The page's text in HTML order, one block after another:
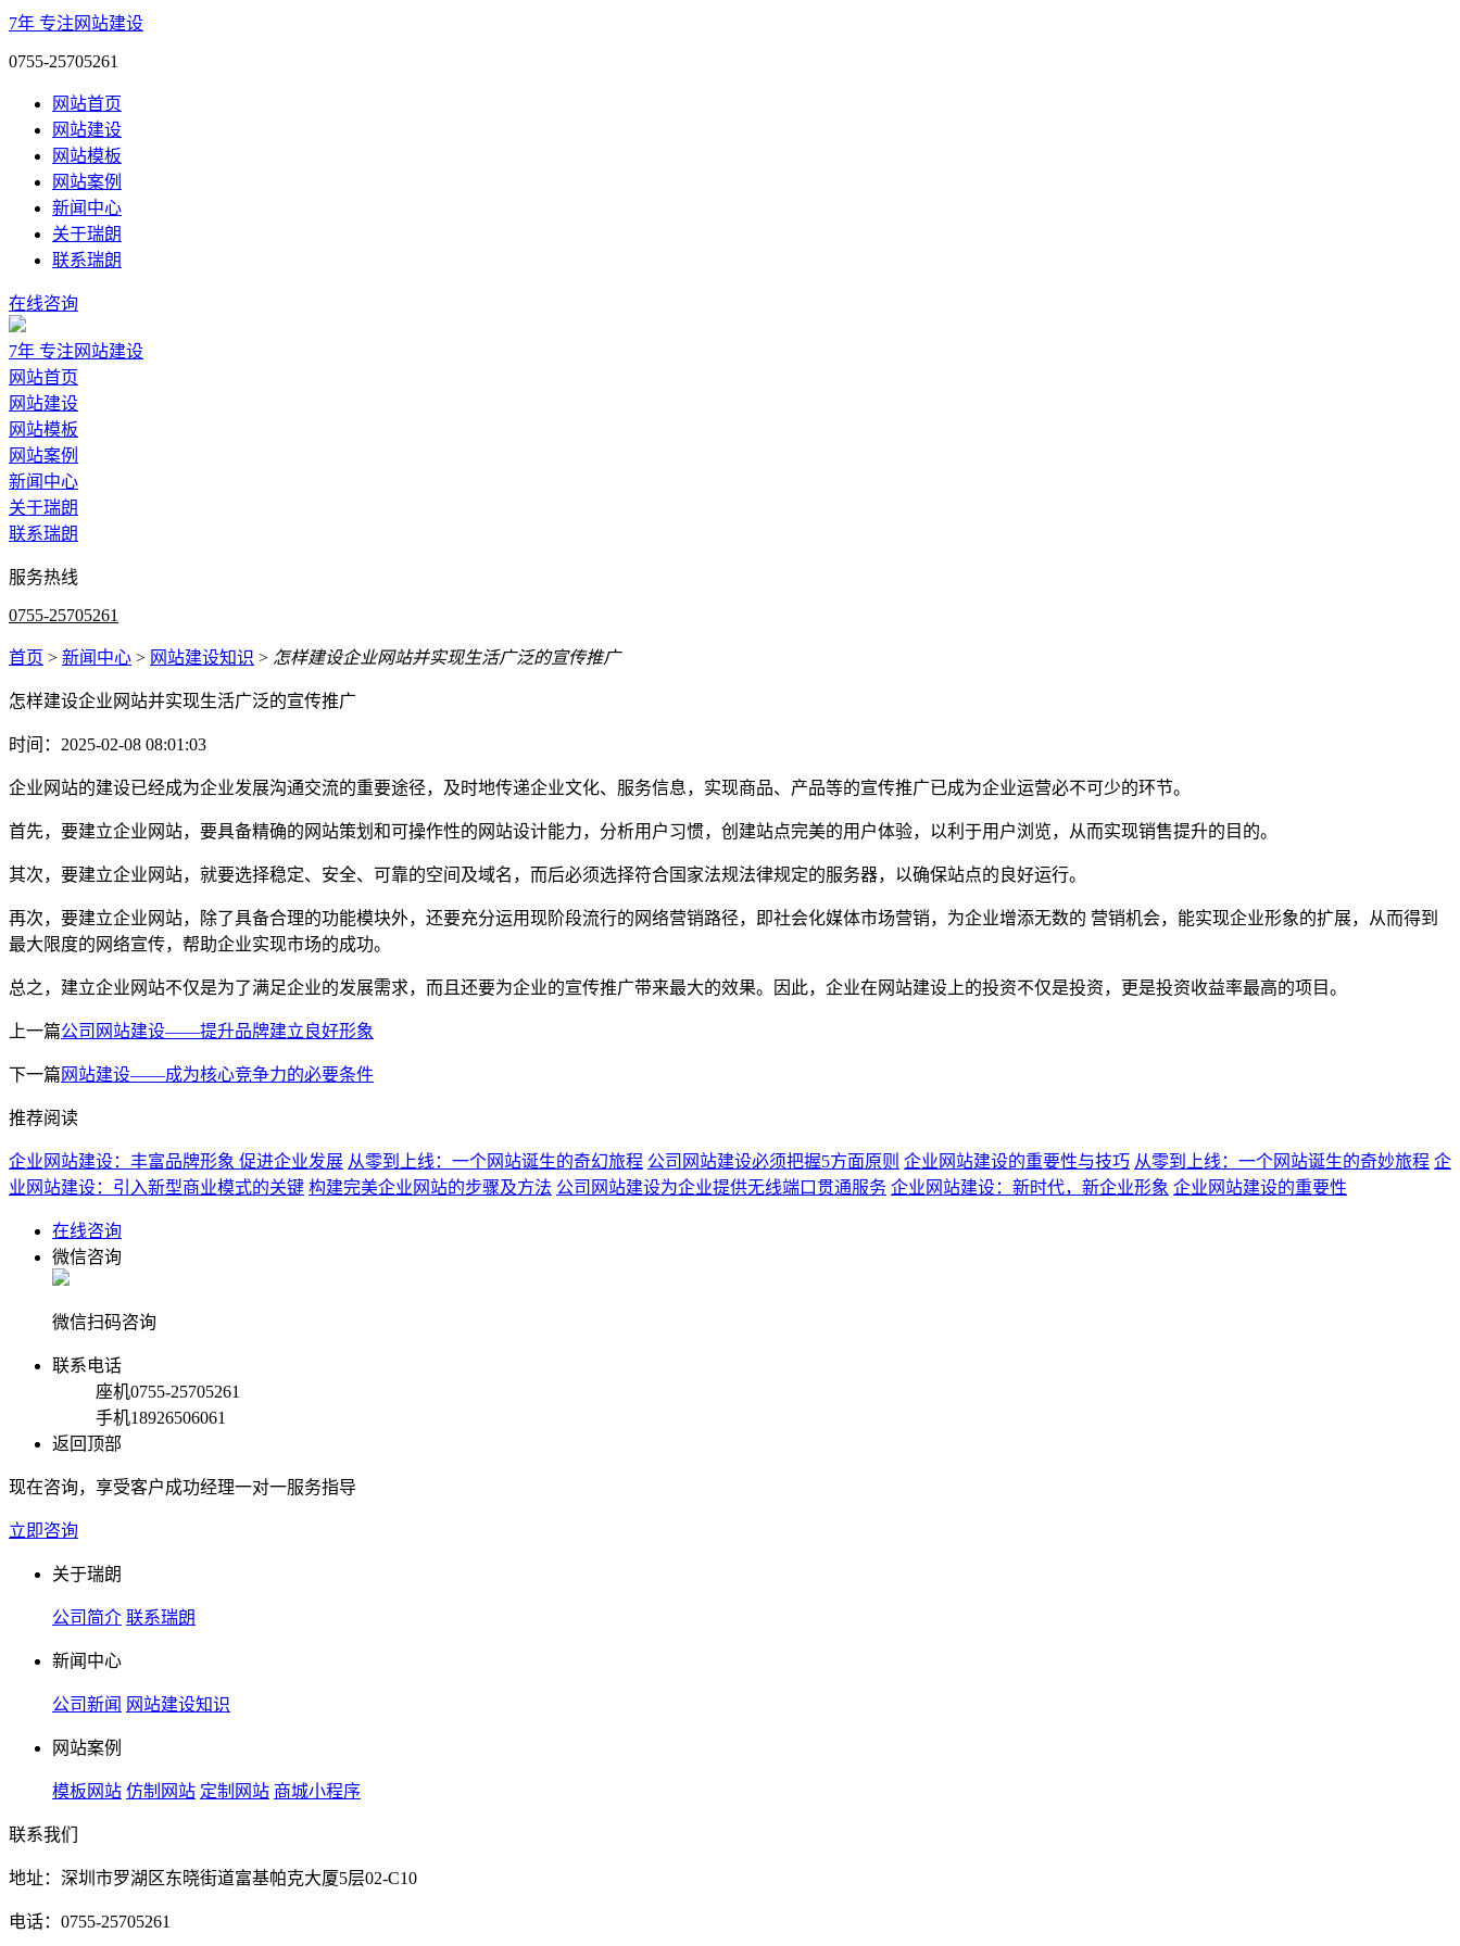
7年 专注网站建设
0755-25705261
网站首页
网站建设
网站模板
网站案例
新闻中心
关于瑞朗
联系瑞朗
在线咨询
7年 专注网站建设
网站首页
网站建设
网站模板
网站案例
新闻中心
关于瑞朗
联系瑞朗
服务热线
0755-25705261
首页 > 新闻中心 > 网站建设知识 > 怎样建设企业网站并实现生活广泛的宣传推广
怎样建设企业网站并实现生活广泛的宣传推广
时间：2025-02-08 08:01:03
企业网站的建设已经成为企业发展沟通交流的重要途径，及时地传递企业文化、服务信息，实现商品、产品等的宣传推广已成为企业运营必不可少的环节。
首先，要建立企业网站，要具备精确的网站策划和可操作性的网站设计能力，分析用户习惯，创建站点完美的用户体验，以利于用户浏览，从而实现销售提升的目的。
其次，要建立企业网站，就要选择稳定、安全、可靠的空间及域名，而后必须选择符合国家法规法律规定的服务器，以确保站点的良好运行。
再次，要建立企业网站，除了具备合理的功能模块外，还要充分运用现阶段流行的网络营销路径，即社会化媒体市场营销，为企业增添无数的 营销机会，能实现企业形象的扩展，从而得到
最大限度的网络宣传，帮助企业实现市场的成功。
总之，建立企业网站不仅是为了满足企业的发展需求，而且还要为企业的宣传推广带来最大的效果。因此，企业在网站建设上的投资不仅是投资，更是投资收益率最高的项目。
上一篇公司网站建设——提升品牌建立良好形象
下一篇 网站建设——成为核心竞争力的必要条件
推荐阅读
企业网站建设：丰富品牌形象 促进企业发展 从零到上线：一个网站诞生的奇幻旅程 公司网站建设必须把握5方面原则 企业网站建设的重要性与技巧 从零到上线：一个网站诞生的奇妙旅程 企
业网站建设：引入新型商业模式的关键 构建完美企业网站的步骤及方法 公司网站建设为企业提供无线端口贯通服务 企业网站建设：新时代，新企业形象 企业网站建设的重要性
在线咨询
微信咨询
微信扫码咨询
联系电话
座机0755-25705261
手机18926506061
返回顶部
现在咨询，享受客户成功经理一对一服务指导
立即咨询
关于瑞朗
公司简介 联系瑞朗
新闻中心
公司新闻 网站建设知识
网站案例
模板网站 仿制网站 定制网站 商城小程序
联系我们
地址：深圳市罗湖区东晓街道富基帕克大厦5层02-C10
电话：0755-25705261